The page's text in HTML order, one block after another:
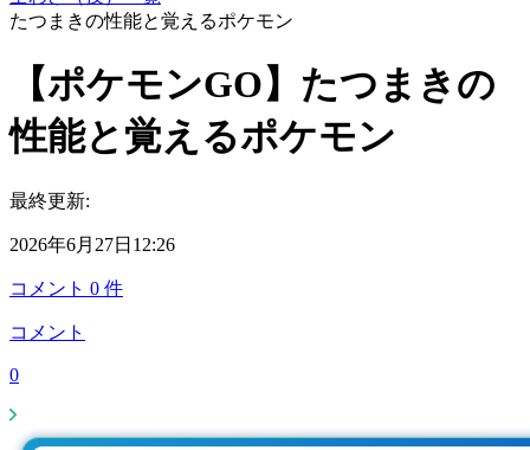
たつまきの性能と覚えるポケモン
【ポケモンGO】たつまきの
性能と覚えるポケモン
最終更新:
2026年6月27日12:26
コメント 0 件
コメント
0